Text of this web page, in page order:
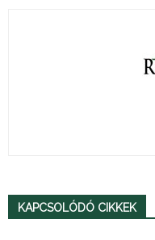
KAPCSOLÓDÓ CIKKEK